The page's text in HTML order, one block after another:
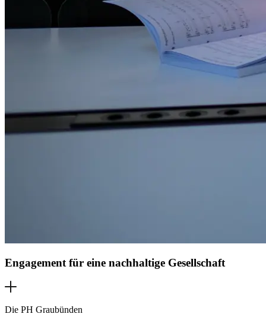
Engagement für eine nachhaltige Gesellschaft
Die PH Graubünden